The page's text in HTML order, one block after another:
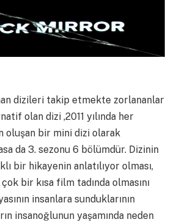
dizileri takip etmekte zorlananlar
olan dizi ,2011 yılında her
oluşan bir mini dizi olarak
da 3. sezonu 6 bölümdür. Dizinin
bir hikayenin anlatılıyor olması,
bir kısa film tadında olmasını
insanlara sunduklarının
insanoğlunun yaşamında neden